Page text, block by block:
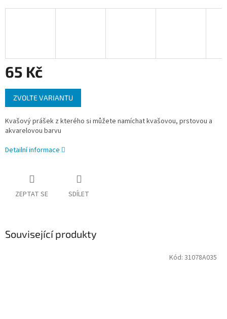
65 Kč
Měrná
cena:
ZVOLTE VARIANTU
Kvašový prášek z kterého si můžete namíchat kvašovou, prstovou a
akvarelovou barvu
Detailní informace
ZEPTAT SE SDÍLET
Související produkty
Kód: 31078A035